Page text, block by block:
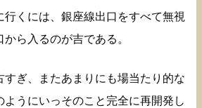
行くには、銀座線出口をすべて無視
ら入るのが吉である。
すぎ、またあまりにも場当たり的な
ようにいっそのこと完全に再開発し